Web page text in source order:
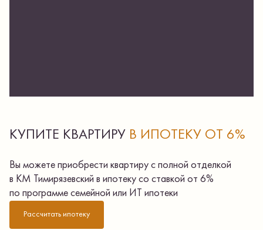
КУПИТЕ КВАРТИРУ В ИПОТЕКУ ОТ 6%
Вы можете приобрести квартиру с полной отделкой
в КМ Тимирязевский в ипотеку со ставкой от 6%
по программе семейной или ИТ ипотеки
Рассчитать ипотеку